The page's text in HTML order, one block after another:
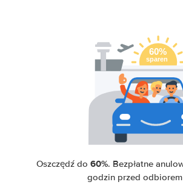
Oszczędź do 60%. Bezpłatne
godzin przed